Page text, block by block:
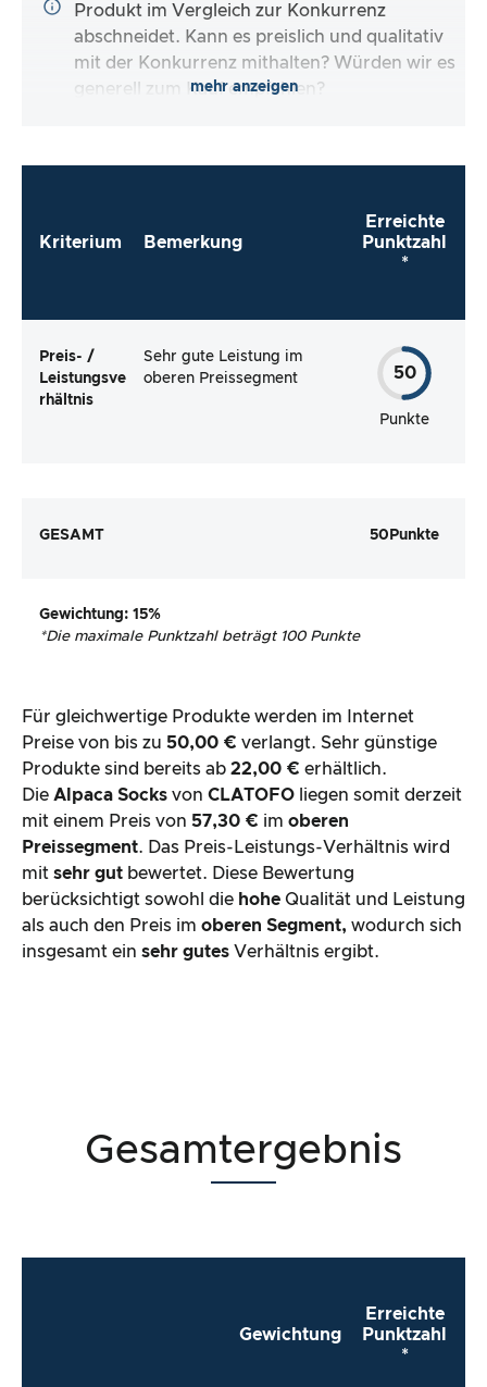
Produkt im Vergleich zur Konkurrenz
abschneidet. Kann es preislich und qualitativ
mit der Konkurrenz mithalten? Würden wir es
generell zum Kauf empfehlen?
mehr anzeigen
Kriterium Bemerkung
Erreichte
Punktzahl
*
Preis- /
Leistungsve
rhältnis
Sehr gute Leistung im
oberen Preissegment
50
Punkte
GESAMT 50 Punkte
Gewichtung: 15%
*Die maximale Punktzahl beträgt 100 Punkte
Für gleichwertige Produkte werden im Internet
Preise von bis zu 50,00 € verlangt. Sehr günstige
Produkte sind bereits ab 22,00 € erhältlich.
Die Alpaca Socks von CLATOFO liegen somit derzeit
mit einem Preis von 57,30 € im oberen
Preissegment. Das Preis-Leistungs-Verhältnis wird
mit sehr gut bewertet. Diese Bewertung
berücksichtigt sowohl die hohe Qualität und Leistung
als auch den Preis im oberen Segment, wodurch sich
insgesamt ein sehr gutes Verhältnis ergibt.
Gesamtergebnis
Gewichtung
Erreichte
Punktzahl
*